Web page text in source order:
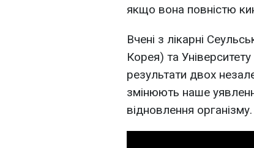
якщо вона повністю
Вчені з лікарні
Корея) та
результати двох
змінюють наше
відновлення організму.